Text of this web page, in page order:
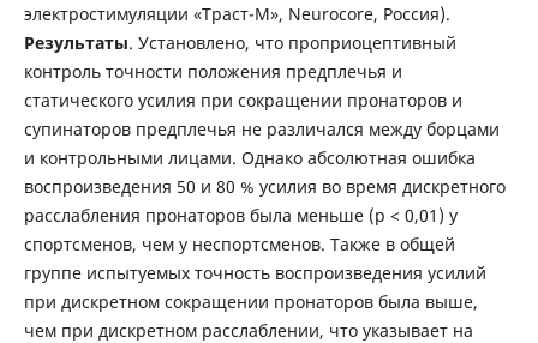
электростимуляции «Траст-М», Neurocore, Россия).
Результаты. Установлено, что проприоцептивный
контроль точности положения предплечья и
статического усилия при сокращении пронаторов и
супинаторов предплечья не различался между борцами
и контрольными лицами. Однако абсолютная ошибка
воспроизведения 50 и 80 % усилия во время дискретного
расслабления пронаторов была меньше (р < 0,01) у
спортсменов, чем у неспортсменов. Также в общей
группе испытуемых точность воспроизведения усилий
при дискретном сокращении пронаторов была выше,
чем при дискретном расслаблении, что указывает на